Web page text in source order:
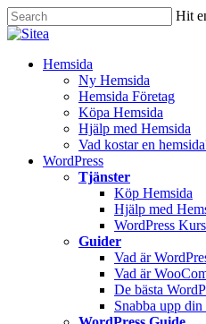
Skip
to
content
Hit
Close
InnehållHemsida
Ny Hemsida
Hemsida Företag
Köpa Hemsida
Hjälp med Hemsida
Vad kostar en
WordPress
Tjänster
Köp Hemsida
Hjälp med
WordPress Kurs
Guider
Vad är
Vad är
De bästa
Snabba upp din